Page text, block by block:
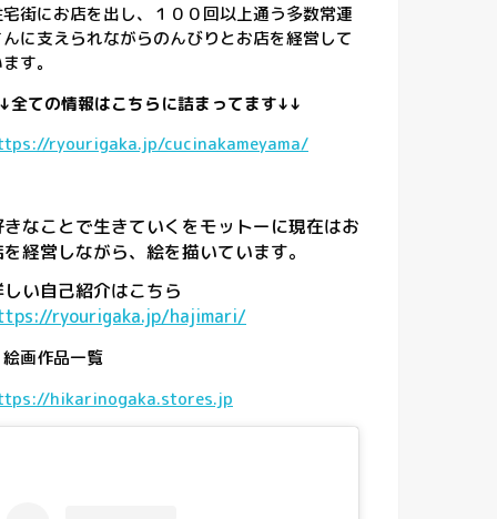
街にお店を出し、１００回以上通う多数常連
に支えられながらのんびりとお店を経営して
す。
全ての情報はこちらに詰まってます↓↓
ryourigaka.jp/cucinakameyama/
きなことで生きていくをモットーに現在はお
経営しながら、絵を描いています。
しい自己紹介はこちら
ryourigaka.jp/hajimari/
絵画作品一覧
hikarinogaka.stores.jp